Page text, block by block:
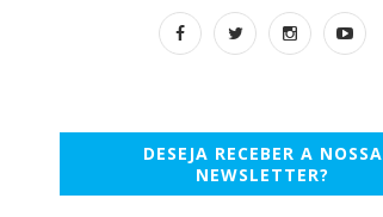
DESEJA RECEBER A NOSSA
NEWSLETTER?